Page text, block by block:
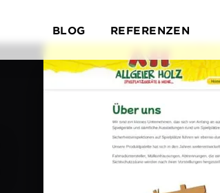
Untermenü Leistungen öffnen
BLOG REFERENZEN